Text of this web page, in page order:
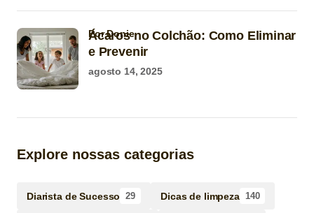
Ácaros no Colchão: Como Eliminar
e Prevenir
por Donie
agosto 14, 2025
Explore nossas categorias
Diarista de Sucesso 29 Dicas de limpeza 140